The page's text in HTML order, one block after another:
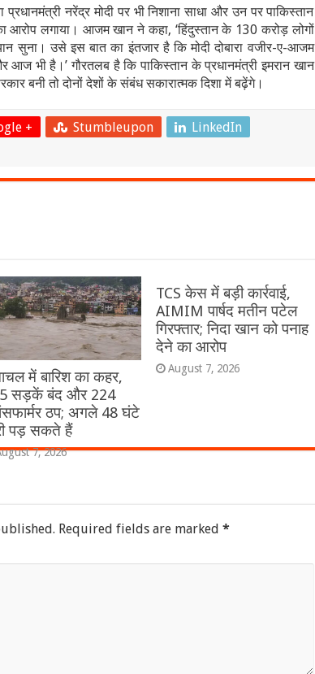
नरेंद्र मोदी पर भी निशाना साधा और उन पर पाकिस्तान
आरोप लगाया। आजम खान ने कहा, ‘हिंदुस्तान के 130 करोड़ लोगों
सुना। उसे इस बात का इंतजार है कि मोदी दोबारा वजीर-ए-आजम
आज भी है।’ गौरतलब है कि पाकिस्तान के प्रधानमंत्री इमरान खान
बनी तो दोनों देशों के संबंध सकारात्मक दिशा में बढ़ेंगे।
+ Stumbleupon
LinkedIn
में बारिश का कहर,
सड़कें बंद और 224
ठप; अगले 48 घंटे
पड़ सकते हैं
7, 2026
TCS केस में बड़ी कार्रवाई,
AIMIM पार्षद मतीन पटेल
गिरफ्तार; निदा खान को पनाह
देने का आरोप
August 7, 2026
Required fields are marked *